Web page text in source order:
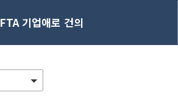
FTA 기업애로 건의